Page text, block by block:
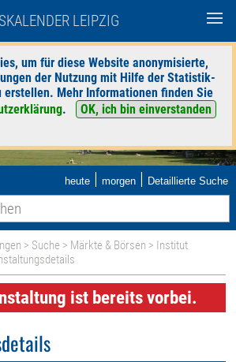
LEIPZIG
um für diese Website anonymisierte,
der Nutzung mit Hilfe der Statistik-
erstellen. Mehr Informationen finden Sie
.
OK, ich bin einverstanden
heute | morgen | Detaillierte Suche
> Suche > Märkte & Börsen > Institut
ist bereits vorbei.